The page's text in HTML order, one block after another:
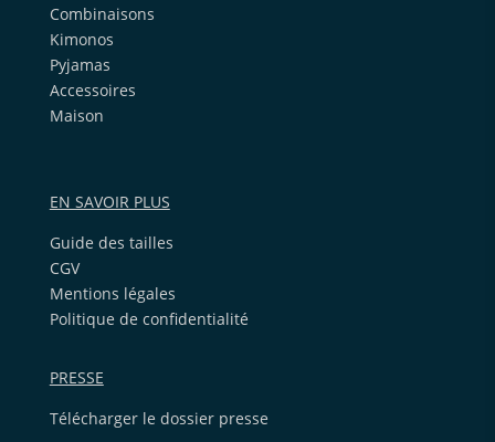
Combinaisons
Kimonos
Pyjamas
Accessoires
Maison
EN SAVOIR PLUS
Guide des tailles
CGV
Mentions légales
Politique de confidentialité
PRESSE
Télécharger le dossier presse